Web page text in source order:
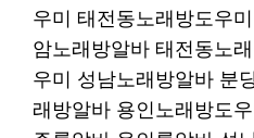
우미 태전동노래방도우
암노래방알바 태전동노
우미 성남노래방알바 분
래방알바 용인노래방도